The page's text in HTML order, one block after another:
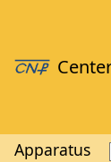
Apparatus